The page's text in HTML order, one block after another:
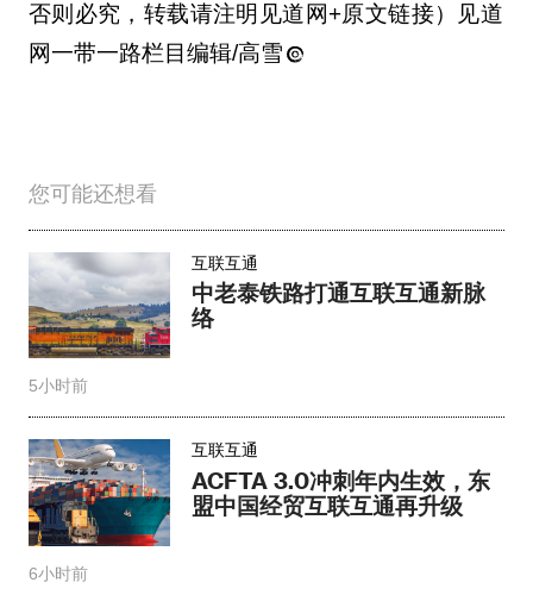
否则必究，转载请注明见道网+原文链接）见道
网一带一路栏目编辑/高雪
您可能还想看
互联互通
中老泰铁路打通互联互通新脉
络
5小时前
互联互通
ACFTA 3.0冲刺年内生效，东
盟中国经贸互联互通再升级
6小时前